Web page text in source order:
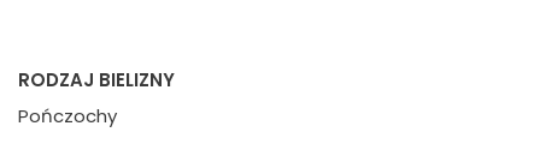
RODZAJ BIELIZNY
Pończochy